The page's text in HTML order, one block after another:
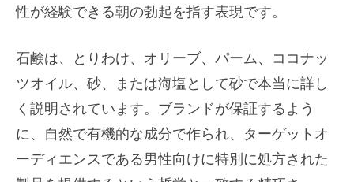
性が経験できる朝の勃起を指す表現です。
石鹸は、とりわけ、オリーブ、パーム、ココナッ
ツオイル、砂、または海塩として砂で本当に詳し
く説明されています。ブランドが保証するよう
に、自然で有機的な成分で作られ、ターゲットオ
ーディエンスである男性向けに特別に処方された